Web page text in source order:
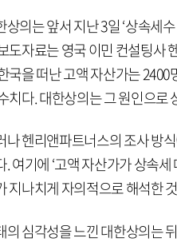
상의는 앞서 지난 3일 ‘상속세
도자료는 영국 이민 컨설팅사
국을 떠난 고액 자산가는
치다. 대한상의는 그 원인으로
나 헨리앤파트너스의 조사 방
. 여기에 ‘고액 자산가가 상속
지나치게 자의적으로 해석한
의 심각성을 느낀 대한상의는